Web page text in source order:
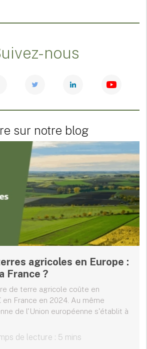
nous
sur notre blog
agricoles en Europe :
France ?
de terre agricole coûte en
France en 2024. Au même
de l'Union européenne s'établit à
de lecture : 5 mins